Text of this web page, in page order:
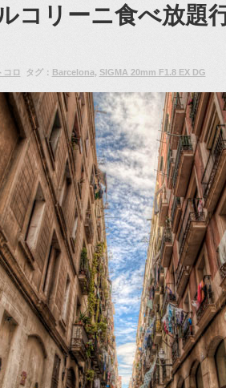
コリーニ食べ放題
コロ タグ： Barcelona, SIGMA 20mm F1.8 EX DG